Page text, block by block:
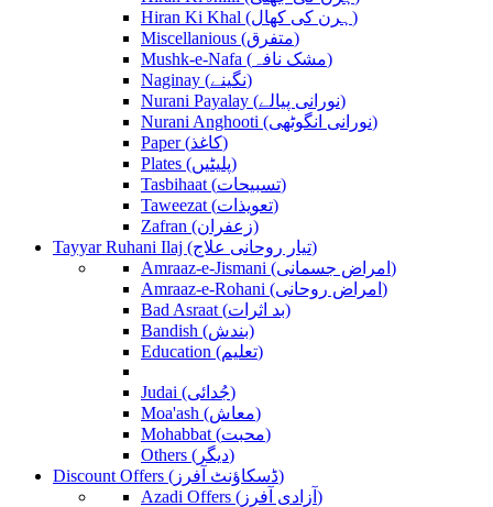
Hiran Ki Khal (ہرن کی کھال)
Miscellanious (متفرق)
Mushk-e-Nafa (مشک نافہ)
Naginay (نگینے)
Nurani Payalay (نورانی پیالے)
Nurani Anghooti (نورانی انگوٹھی)
Paper (کاغذ)
Plates (پلیٹیں)
Tasbihaat (تسبیحات)
Taweezat (تعویذات)
Zafran (زعفران)
Tayyar Ruhani Ilaj (تیار روحانی علاج)
Amraaz-e-Jismani (امراض جسمانی)
Amraaz-e-Rohani (امراض روحانی)
Bad Asraat (بد اثرات)
Bandish (بندش)
Education (تعلیم)
Judai (جُدائی)
Moa'ash (معاش)
Mohabbat (محبت)
Others (دیگر)
Discount Offers (ڈسکاؤنٹ آفرز)
Azadi Offers (آزادی آفرز)